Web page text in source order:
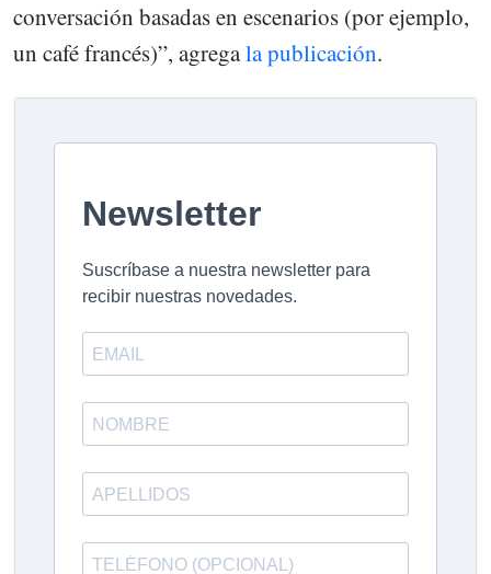
conversación basadas en escenarios (por ejemplo,
un café francés)”, agregala publicación.